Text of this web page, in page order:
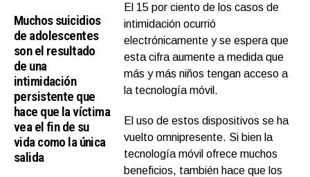
Muchos suicidios
de adolescentes
son el resultado
de una
intimidación
persistente que
hace que la víctima
vea el fin de su
vida como la única
salida
El 15 por ciento de los casos de
intimidación ocurrió
electrónicamente y se espera que
esta cifra aumente a medida que
más y más niños tengan acceso a
la tecnología móvil.
El uso de estos dispositivos se ha
vuelto omnipresente. Si bien la
tecnología móvil ofrece muchos
beneficios, también hace que los